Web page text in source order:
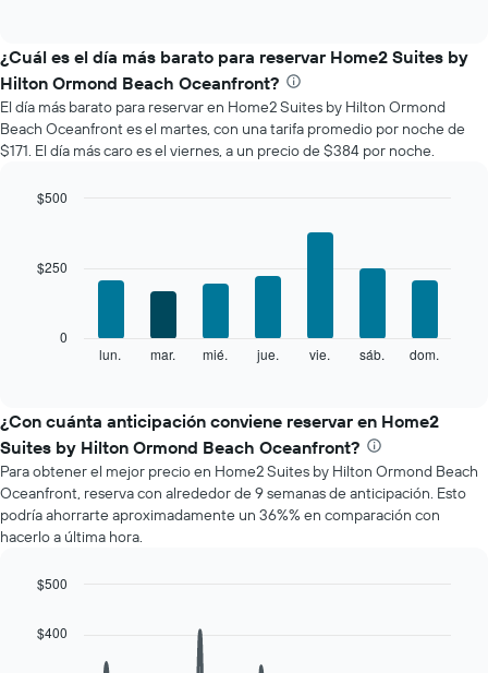
el
precio
promedio
de
una
habitación
mes
muestra
El
gráfico
muestra
1
eje
que
el
promedio
¿Cuál es el día más barato para reservar Home2 Suites by
Hilton Ormond Beach Oceanfront?
El día más barato para reservar en Home2 Suites by Hilton Ormond
Beach Oceanfront es el martes, con una tarifa promedio por noche de
$171. El día más caro es el viernes, a un precio de $384 por noche.
el
precio
promedio
de
una
habitación
por
día
semana
lun. mar. mié. jue. vie. sáb. dom.
0
$250
$500
¿Con cuánta anticipación conviene reservar en Home2
Suites by Hilton Ormond Beach Oceanfront?
Para obtener el mejor precio en Home2 Suites by Hilton Ormond Beach
Oceanfront, reserva con alrededor de 9 semanas de anticipación. Esto
podría ahorrarte aproximadamente un 36%% en comparación con
hacerlo a última hora.
with
$400
$500